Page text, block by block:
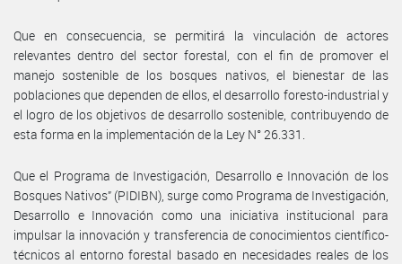
Que en consecuencia, se permitirá la vinculación de actores
relevantes dentro del sector forestal, con el fin de promover el
manejo sostenible de los bosques nativos, el bienestar de las
poblaciones que dependen de ellos, el desarrollo foresto-industrial y
el logro de los objetivos de desarrollo sostenible, contribuyendo de
esta forma en la implementación de la Ley N° 26.331.
Que el Programa de Investigación, Desarrollo e Innovación de los
Bosques Nativos” (PIDIBN), surge como Programa de Investigación,
Desarrollo e Innovación como una iniciativa institucional para
impulsar la innovación y transferencia de conocimientos científico-
técnicos al entorno forestal basado en necesidades reales de los